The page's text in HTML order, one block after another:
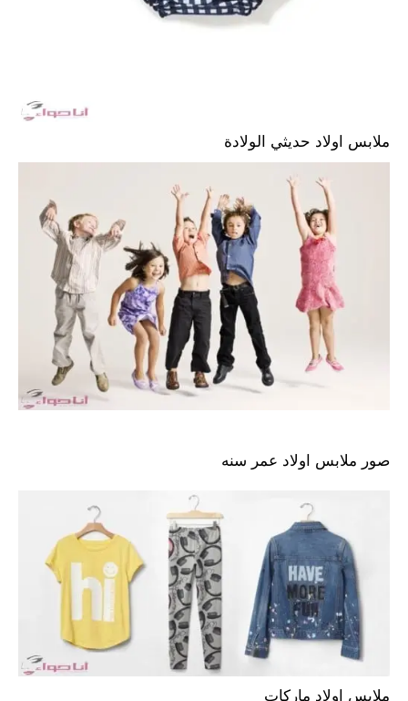
ملابس اولاد حديثي الولادة
صور ملابس اولاد عمر سنه
ملابس اولاد ماركات